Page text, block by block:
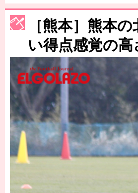
［3230号］世界一への夢は終わらない
［3223号］一丸。日本出陣
［3222号］史上最大のW杯開幕 注目は
長谷川 アーリアジャスールさんがシン
［熊本］熊本
い得点感覚の高